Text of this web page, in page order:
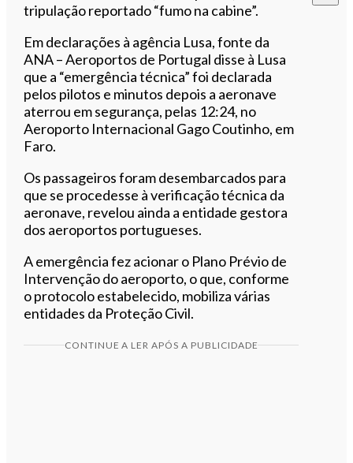
tripulação reportado “fumo na cabine”.
Em declarações à agência Lusa, fonte da
ANA – Aeroportos de Portugal disse à Lusa
que a “emergência técnica” foi declarada
pelos pilotos e minutos depois a aeronave
aterrou em segurança, pelas 12:24, no
Aeroporto Internacional Gago Coutinho, em
Faro.
Os passageiros foram desembarcados para
que se procedesse à verificação técnica da
aeronave, revelou ainda a entidade gestora
dos aeroportos portugueses.
A emergência fez acionar o Plano Prévio de
Intervenção do aeroporto, o que, conforme
o protocolo estabelecido, mobiliza várias
entidades da Proteção Civil.
CONTINUE A LER APÓS A PUBLICIDADE